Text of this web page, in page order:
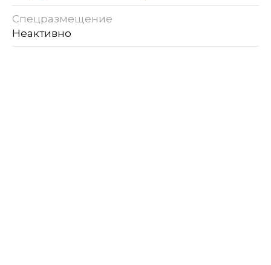
Спецразмещение
Неактивно